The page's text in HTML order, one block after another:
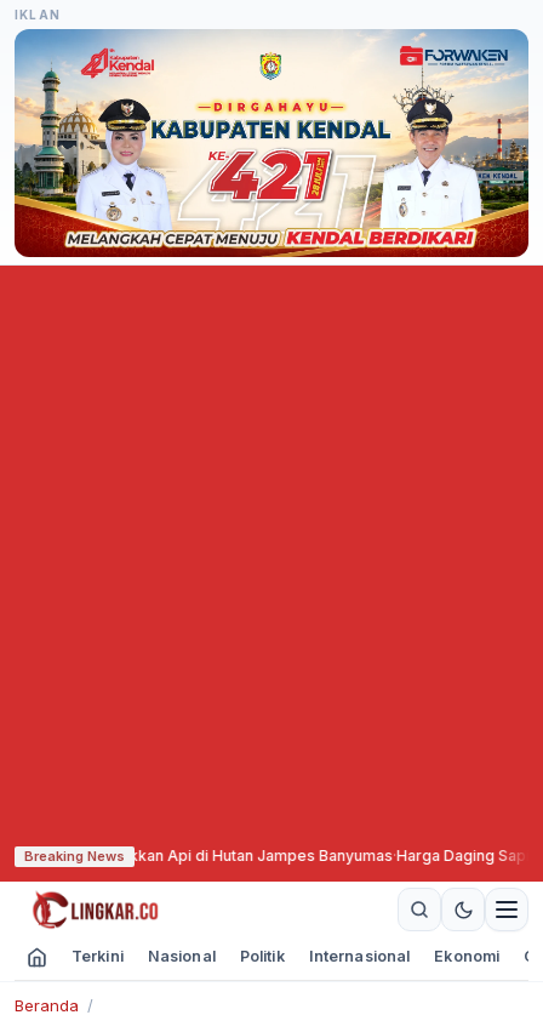
IKLAN
Breaking News
4,5 Jam Jinakkan Api di Hutan Jampes Banyumas·Harga Daging Sapi
Terkini Nasional Politik Internasional Ekonomi
Beranda